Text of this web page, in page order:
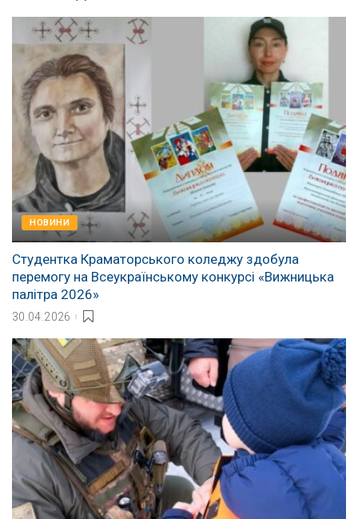
НОВИНИ
Студентка Краматорського коледжу здобула
перемогу на Всеукраїнському конкурсі «Вижницька
палітра 2026»
30.04.2026